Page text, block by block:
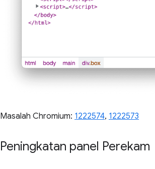
Masalah Chromium: 1222574, 1222573
Peningkatan panel Perekam